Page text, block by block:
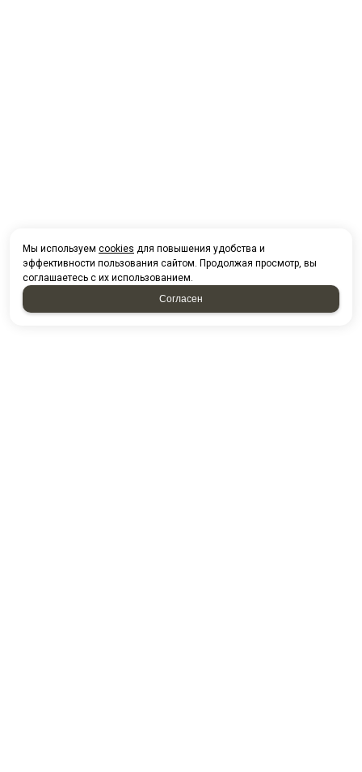
Мы используем cookies для повышения удобства и
эффективности пользования сайтом. Продолжая просмотр, вы
соглашаетесь с их использованием.
Согласен